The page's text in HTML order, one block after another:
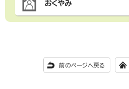
おくやみ
前のページへ戻る